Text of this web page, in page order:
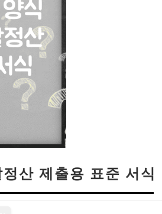
산 제출용 표준 서식